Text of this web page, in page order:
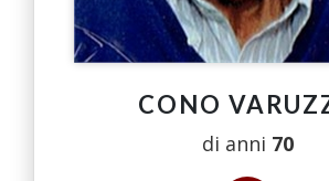
CONO
di anni 70